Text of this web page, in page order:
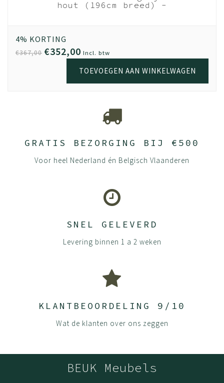
hout (196cm breed) -
4% KORTING
€367,00 €352,00 Incl. btw
TOEVOEGEN AAN WINKELWAGEN
GRATIS BEZORGING BIJ €500
Voor heel Nederland én Belgisch Vlaanderen
SNEL GELEVERD
Levering binnen 1 a 2 weken
KLANTBEOORDELING 9/10
Wat de klanten over ons zeggen
BEUK Meubels